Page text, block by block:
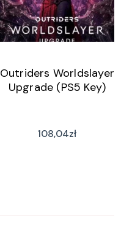
Outriders Worldslayer
Upgrade (PS5 Key)
108,04zł